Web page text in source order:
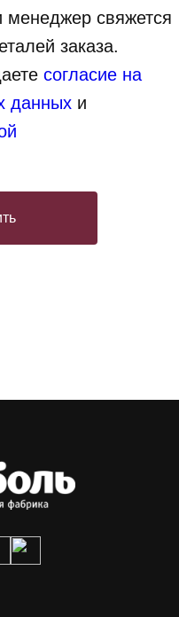
менеджер свяжется
заказа.
согласие на
данных и